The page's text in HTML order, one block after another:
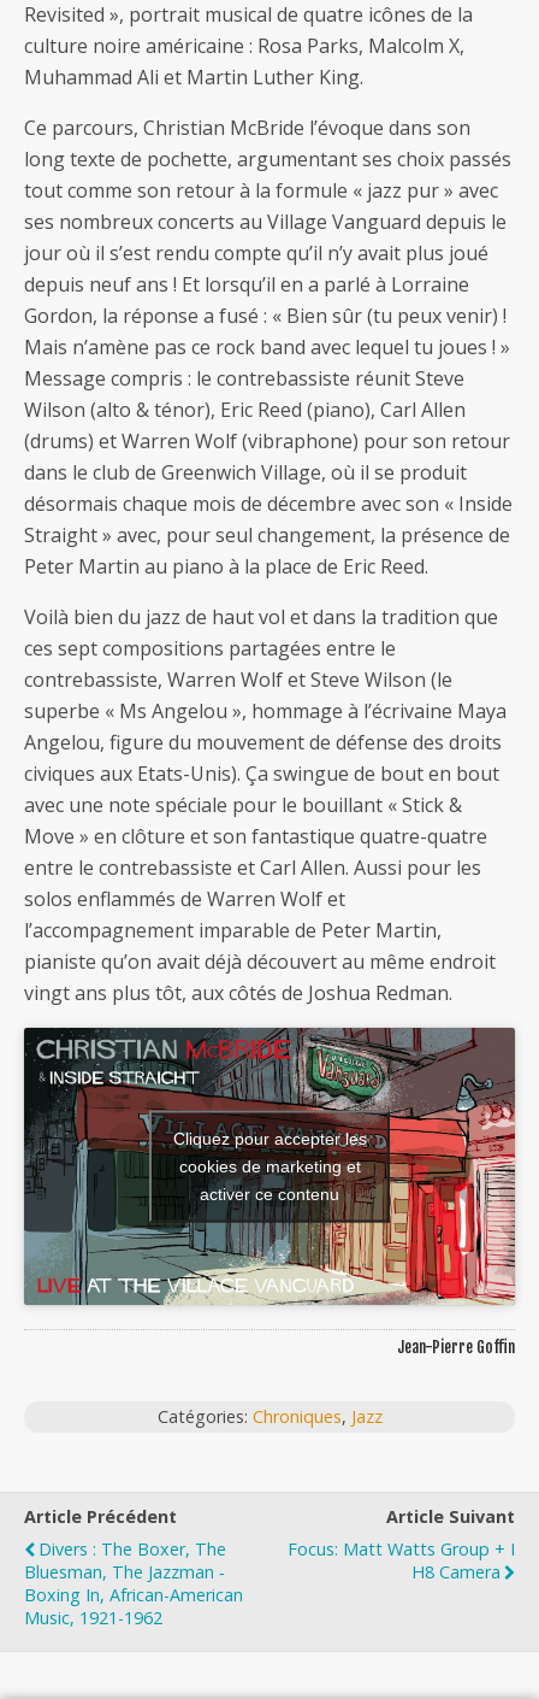
Revisited », portrait musical de quatre icônes de la
culture noire américaine : Rosa Parks, Malcolm X,
Muhammad Ali et Martin Luther King.
Ce parcours, Christian McBride l’évoque dans son
long texte de pochette, argumentant ses choix passés
tout comme son retour à la formule « jazz pur » avec
ses nombreux concerts au Village Vanguard depuis le
jour où il s’est rendu compte qu’il n’y avait plus joué
depuis neuf ans ! Et lorsqu’il en a parlé à Lorraine
Gordon, la réponse a fusé : « Bien sûr (tu peux venir) !
Mais n’amène pas ce rock band avec lequel tu joues ! »
Message compris : le contrebassiste réunit Steve
Wilson (alto & ténor), Eric Reed (piano), Carl Allen
(drums) et Warren Wolf (vibraphone) pour son retour
dans le club de Greenwich Village, où il se produit
désormais chaque mois de décembre avec son « Inside
Straight » avec, pour seul changement, la présence de
Peter Martin au piano à la place de Eric Reed.
Voilà bien du jazz de haut vol et dans la tradition que
ces sept compositions partagées entre le
contrebassiste, Warren Wolf et Steve Wilson (le
superbe « Ms Angelou », hommage à l’écrivaine Maya
Angelou, figure du mouvement de défense des droits
civiques aux Etats-Unis). Ça swingue de bout en bout
avec une note spéciale pour le bouillant « Stick &
Move » en clôture et son fantastique quatre-quatre
entre le contrebassiste et Carl Allen. Aussi pour les
solos enflammés de Warren Wolf et
l’accompagnement imparable de Peter Martin,
pianiste qu’on avait déjà découvert au même endroit
vingt ans plus tôt, aux côtés de Joshua Redman.
Cliquez pour accepter les
cookies de marketing et
activer ce contenu
Jean-Pierre Goffin
Catégories: Chroniques, Jazz
Article Précédent
Divers : The Boxer, The
Bluesman, The Jazzman ‐
Boxing In, African-American
Music, 1921-1962
Article Suivant
Focus: Matt Watts Group + I
H8 Camera